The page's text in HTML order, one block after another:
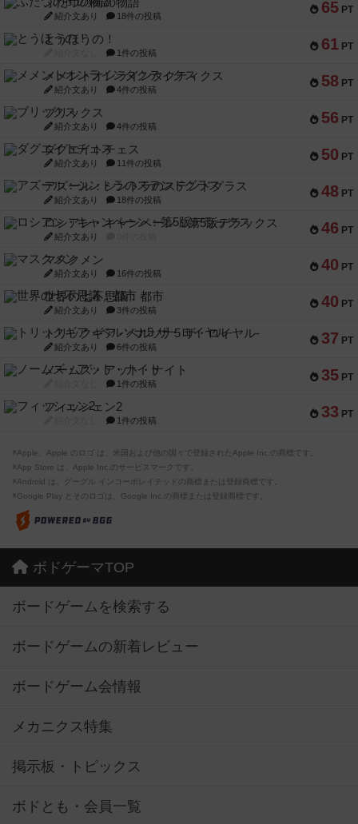
65 PT
紹介文あり 18件の投稿
61 PT
とうほうの！
1件の投稿
58 PT
メメントオンラインタクティクス
紹介文あり 4件の投稿
56 PT
ブリックス
紹介文あり 4件の投稿
50 PT
ダグエイトチェス
紹介文あり 11件の投稿
48 PT
アズール：シントラのステンドグラス
紹介文あり 18件の投稿
46 PT
ロシアン・キャンペーン：第5版デラックス
紹介文あり
40 PT
マスクメン
紹介文あり 16件の投稿
40 PT
世界の七不思議：都市
紹介文あり 3件の投稿
37 PT
トリックギア - ペルソナ5 ザ・ロイヤル-
紹介文あり 6件の投稿
35 PT
ノームズ・アット・ナイト
1件の投稿
33 PT
フィッシェン2
1件の投稿
※Apple、Apple のロゴ は、米国および他の国々で登録されたApple Inc.の商標です。
※App Store は、Apple Inc.のサービスマークです。
※Android は、グーグル インコーポレイテッドの商標または登録商標です。
※Google Play とそのロゴは、Google Inc.の商標または登録商標です。
ボドゲーマTOP
ボードゲームを検索する
ボードゲームの新着レビュー
ボードゲーム会情報
メカニクス特集
掲示板・トピックス
ボドとも・会員一覧